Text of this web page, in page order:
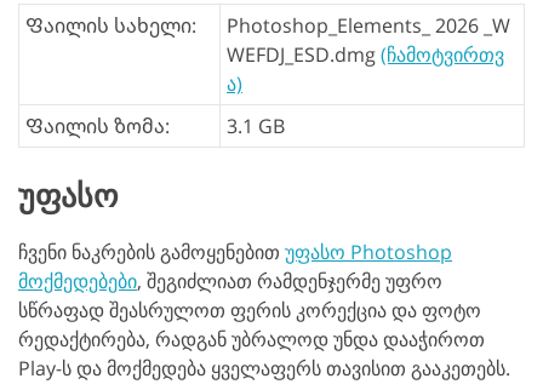
Ფაილის სახელი:
Photoshop_Elements_ 2026 _W
WEFDJ_ESD.dmg(ჩამოტვირთვ
ა)
Ფაილის ზომა:
3.1 GB
უფასო
ჩვენი ნაკრების გამოყენებით უფასო Photoshop
მოქმედებები, შეგიძლიათ რამდენჯერმე უფრო
სწრაფად შეასრულოთ ფერის კორექცია და ფოტო
რედაქტირება, რადგან უბრალოდ უნდა დააჭიროთ
Play-ს და მოქმედება ყველაფერს თავისით გააკეთებს.